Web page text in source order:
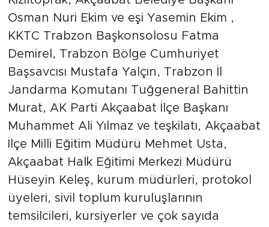
Osman Nuri Ekim ve eşi Yasemin Ekim ,
KKTC Trabzon Başkonsolosu Fatma
Demirel, Trabzon Bölge Cumhuriyet
Başsavcısı Mustafa Yalçın, Trabzon İl
Jandarma Komutanı Tuğgeneral Bahittin
Murat, AK Parti Akçaabat İlçe Başkanı
Muhammet Ali Yılmaz ve teşkilatı, Akçaabat
İlçe Milli Eğitim Müdürü Mehmet Usta,
Akçaabat Halk Eğitimi Merkezi Müdürü
Hüseyin Keleş, kurum müdürleri, protokol
üyeleri, sivil toplum kuruluşlarının
temsilcileri, kursiyerler ve çok sayıda